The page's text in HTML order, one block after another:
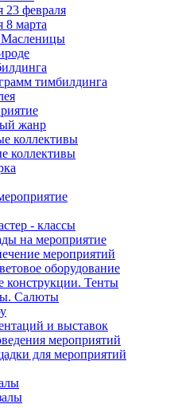
23 февраля
8 марта
Масленицы
тимбилдинга
жанр
коллективы
коллективы
- классы
на мероприятие
мероприятий
оборудование
конструкции. Тенты
Салюты
и выставок
мероприятий
для мероприятий